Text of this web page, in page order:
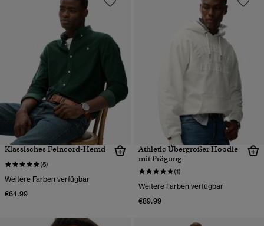
Klassisches Feincord-Hemd
(5)
Weitere Farben verfügbar
€64.99
Athletic Übergroßer Hoodie
mit Prägung
(1)
Weitere Farben verfügbar
€89.99